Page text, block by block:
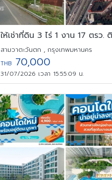
สามวาตะวันตก , กรุงเทพมหานคร
THB 70,000
31/07/2026 เวลา 15:55:09 น.